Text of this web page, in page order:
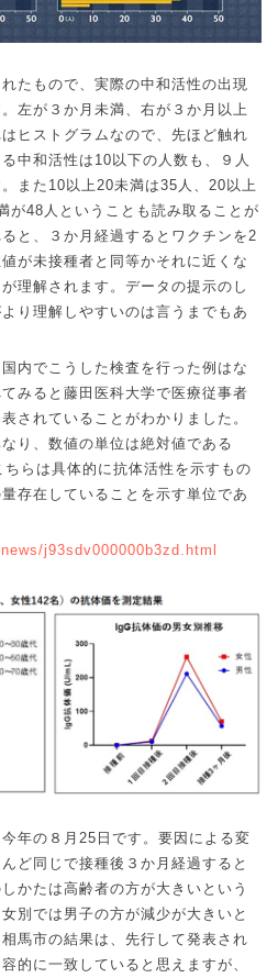
たもので、実際の中和活性の出現
左が３か月未満、右が３か月以上
ヒストグラムなので、先ほど触れ
中和活性は 10 以下の人数も、９人
また 10 以上20未満は35 人、 20 以上
が48 人ということも読み取ることが
と、３か月経過するとワクチンを2
が未接種者と同等かそれに近くな
理解されます。データの提示のし
り理解しやすいのは言うまでもあ
内でこうした検査を行った例はな
みると藤田医科大学で医療従事者
されていることがわかりました。
り、数値の単位は絶対値である
らは具体的に抗体活性を示すもの
存在していることを示す単位であ
j93sdv000000b3zd.html
年の８月 25 日です。要因による変
ど同じで接種後３か月経過すると
かたは高齢者の方が大きいという
別では男子の方が減少が大きいと
馬市の結果は、先行して発表され
的に一致していると思えますが、